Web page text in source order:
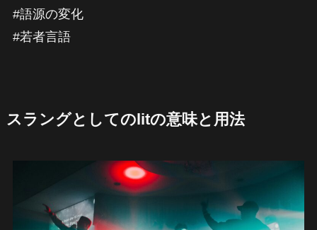
#語源の変化
#若者言語
スラングとしてのlitの意味と用法